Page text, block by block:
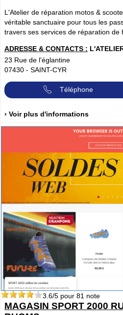
L'Atelier de réparation motos &
véritable sanctuaire pour tous les
travers ses services de réparation de
ADRESSE & CONTACTS :
23 Rue de l'églantine
07430 - SAINT-CYR
Téléphone
› Voir plus d'informations
3.6/5 pour 81 note
MAGASIN SPORT 2000